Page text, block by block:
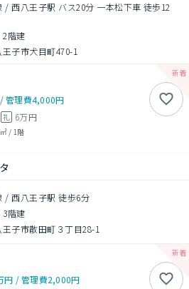
/ 西八王子駅 バス20分 一本松下車 徒歩12
2階建
子市犬目町470-1
/管理費4,000円
礼 6万円
/ 1階
/ 西八王子駅 徒歩6分
3階建
王子市散田町３丁目28-1
円 /管理費2,000円